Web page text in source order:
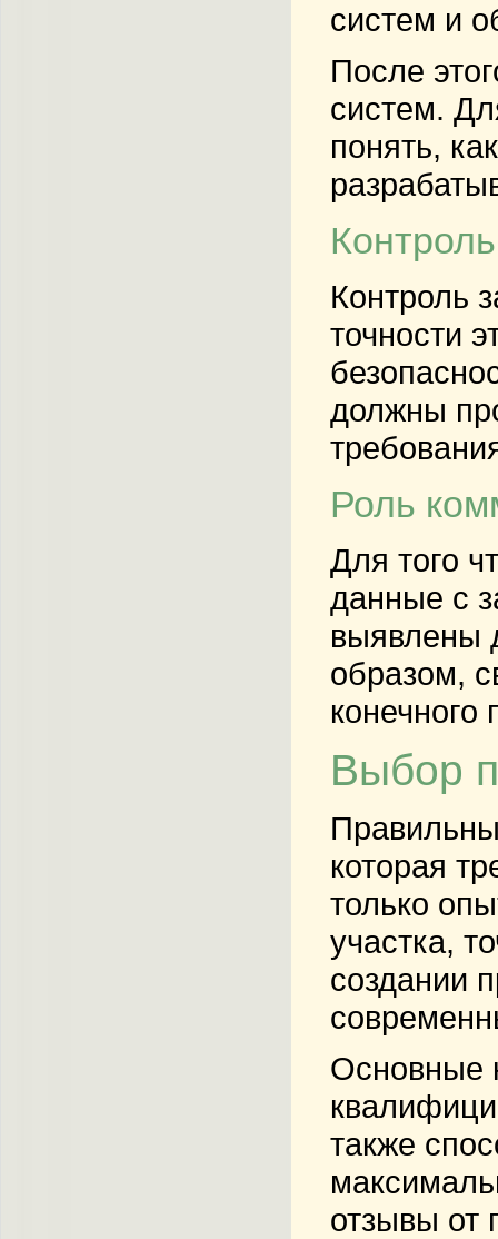
систем и
После
систем.
понять,
Контроль
точности
должны
Роль
Для того
данные с
выявлены
образом,
конечного
Выбор
которая
только
участка,
создании
Основные
также
отзывы от